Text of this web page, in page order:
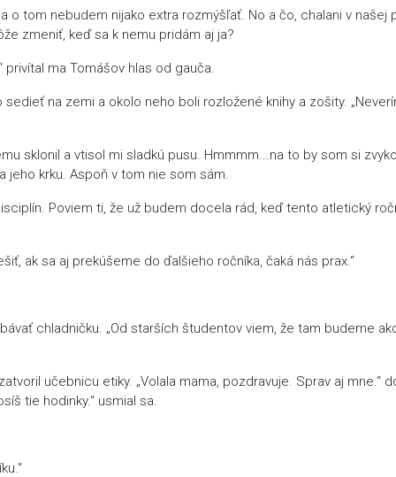
o tom nebudem nijako extra rozmýšľať. No a čo, chalani v našej
zmeniť, keď sa k nemu pridám aj ja?
ma Tomášov hlas od gauča.
sedieť na zemi a okolo neho boli rozložené knihy a zošity.
sklonil a vtisol mi sladkú pusu. Hmmmm...na to by som si
jeho krku. Aspoň v tom nie som sám.
Poviem ti, že už budem docela rád, keď tento atletický
ak sa aj prekúšeme do ďalšieho ročníka, čaká nás prax.“
chladničku. „Od starších študentov viem, že tam budeme
učebnicu etiky. „Volala mama, pozdravuje. Sprav aj mne.“
tie hodinky.“ usmial sa.